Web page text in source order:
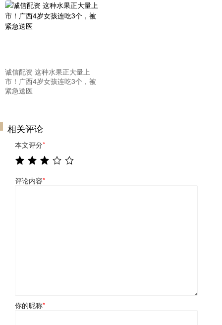
诚信配资 这种水果正大量上
市！广西4岁女孩连吃3个，被
紧急送医
相关评论
本文评分*
评论内容*
你的昵称*